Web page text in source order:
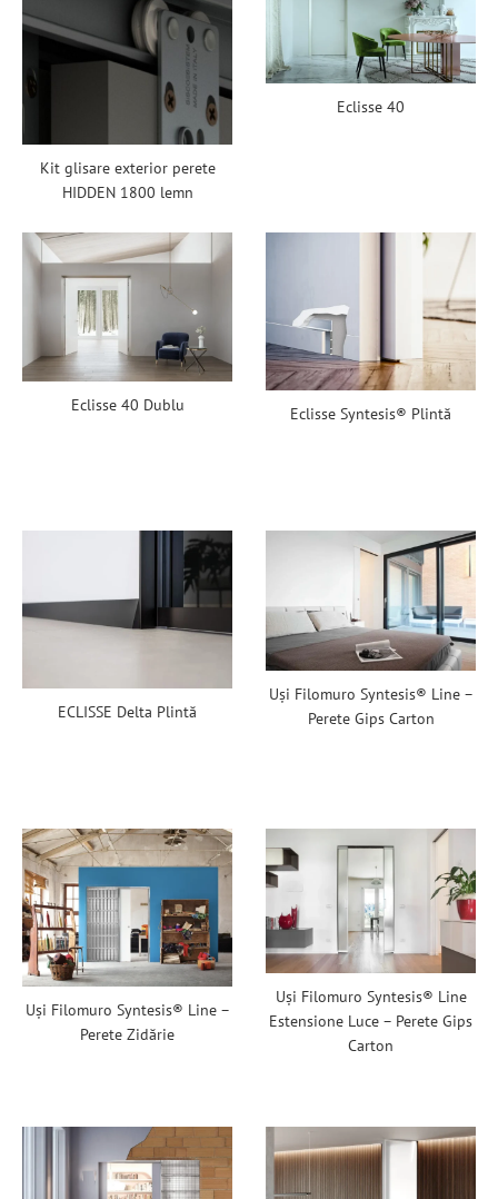
Kit glisare exterior perete
HIDDEN 1800 lemn
Eclisse 40
Eclisse 40 Dublu Eclisse Syntesis® Plintă
ECLISSE Delta Plintă
Uși Filomuro Syntesis® Line –
Perete Gips Carton
Uși Filomuro Syntesis® Line –
Perete Zidărie
Uși Filomuro Syntesis® Line
Estensione Luce – Perete Gips
Carton